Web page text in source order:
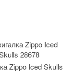
Zippo Iced Skulls